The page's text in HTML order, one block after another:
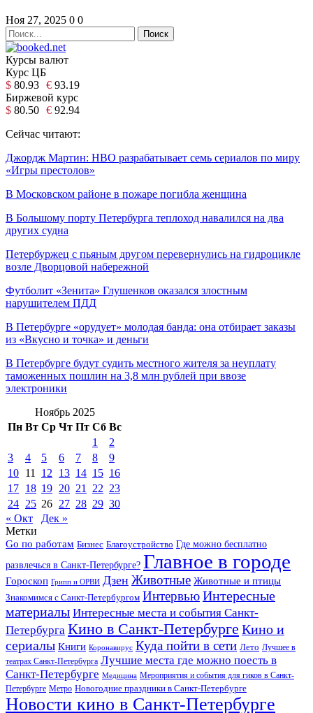
Ноя 27, 2025 0 0
Курсы валют
Курс ЦБ
$ 80.93 € 93.19
Биржевой курс
$ 80.50 € 92.94
Сейчас читают:
Джордж Мартин: HBO разрабатывает семь сериалов по миру
«Игры престолов»
В Московском районе в пожаре погибла женщина
В Большому порту Петербурга теплоход навалился на два
других судна
Петербуржец с пьяным другом перевернулись на гидроцикле
возле Дворцовой набережной
Футболит «Зенита» Глушенков оказался злостным
нарушителем ПДД
В Петербурге «орудует» молодая банда: она отбирает заказы
из «Вкусно и точка» и деньги
В Петербурге будут судить местного жителя за неуплату
таможенных пошлин на 3,8 млн рублей при ввозе
электроники
Ноябрь 2025
Пн Вт Ср Чт Пт Сб Вс
1
2
3
4 5 6 7 8
9
10 11 12 13 14 15 16
17 18 19 20 21 22 23
24 25 26 27 28 29 30
« Окт
Дек »
Метки
Go по работам Бизнес Благоустройство Где можно бесплатно
развлечься в Санкт-Петербурге? Главное в городе
Гороскоп Грипп и ОРВИ Дзен Животные Животные и птицы
Знакомимся с Санкт-Петербургом ИнтервьюИнтересные
материалы Интересные места и события Санкт-
Петербурга Кино в Санкт-Петербурге Кино и
сериалы Книги Коронавирус Куда пойти в сети Лето Лучшее в
театрах Санкт-Петербурга Лучшие места где можно поесть в
Санкт-Петербурге Медицина Мероприятия и события для гиков в Санкт-
Петербурге Метро Новогодние праздники в Санкт-Петербурге
Новости кино в Санкт-Петербурге